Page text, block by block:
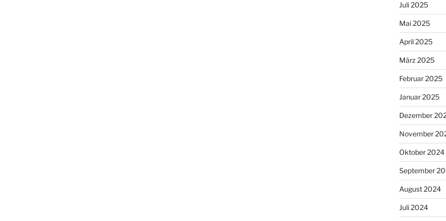
Juli 2025
Mai 2025
April 2025
März 2025
Februar 2025
Januar 2025
Dezember
November
Oktober 2024
September
August 2024
Juli 2024